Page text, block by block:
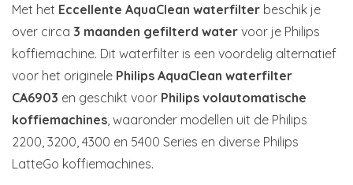
Met het Eccellente AquaClean waterfilter beschik je
over circa 3 maanden gefilterd water voor je Philips
koffiemachine. Dit waterfilter is een voordelig alternatief
voor het originele Philips AquaClean waterfilter
CA6903 en geschikt voor Philips volautomatische
koffiemachines, waaronder modellen uit de Philips
2200, 3200, 4300 en 5400 Series en diverse Philips
LatteGo koffiemachines.